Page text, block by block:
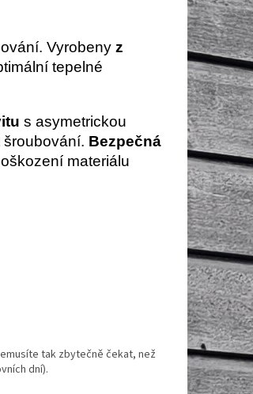
Vyrobeny z
tepelné
s asymetrickou
Bezpečná
materiálu
tak zbytečně čekat, než
dní).